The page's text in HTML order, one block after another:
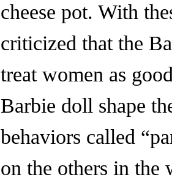
cheese pot. With
criticized that the
treat women as
Barbie doll shape
behaviors called
on the others in the